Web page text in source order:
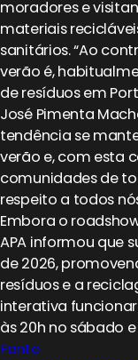
moradores e
materiais
sanitários. “Ao
verão é,
de resíduos em
José Pimenta
tendência se
verão e, com esta
comunidades de
respeito a todos
Embora o
APA informou que
de 2026,
resíduos e a
interativa
às 20h no sábado e
Fonte